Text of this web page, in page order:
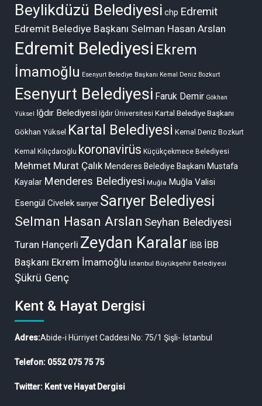
Beylikdüzü Belediyesi chp Edremit
Edremit Belediye Başkanı Selman Hasan Arslan
Edremit Belediyesi Ekrem
İmamoğlu Esenyurt Belediye Başkanı Kemal Deniz Bozkurt
Esenyurt Belediyesi Faruk Demir Gökhan
Yüksel Iğdır Belediyesi Iğdır Üniversitesi Kartal Belediye Başkanı
Gökhan Yüksel Kartal Belediyesi Kemal Deniz Bozkurt
Kemal Kılıçdaroğlu koronavirüs Küçükçekmece Belediyesi
Mehmet Murat Çalık Menderes Belediye Başkanı Mustafa
Kayalar Menderes Belediyesi Muğla Muğla Valisi
Esengül Civelek sarıyer Sarıyer Belediyesi
Selman Hasan Arslan Seyhan Belediyesi
Turan Hançerli Zeydan Karalar İBB İBB
Başkanı Ekrem İmamoğlu İstanbul Büyükşehir Belediyesi
Şükrü Genç
Kent & Hayat Dergisi
Adres:Abide-i Hürriyet Caddesi No: 75/1 Şişli- İstanbul
Telefon: 0552 075 75 75
Twitter: Kent ve Hayat Dergisi